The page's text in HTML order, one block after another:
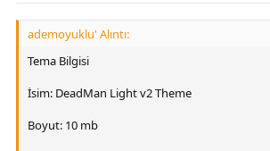
ademoyuklu' Alıntı:
Tema Bilgisi
İsim: DeadMan Light v2 Theme
Boyut: 10 mb